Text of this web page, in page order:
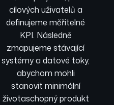
cílových uživatelů a
definujeme měřitelné
KPI. Následně
zmapujeme stávající
systémy a datové toky,
abychom mohli
stanovit minimální
životaschopný produkt